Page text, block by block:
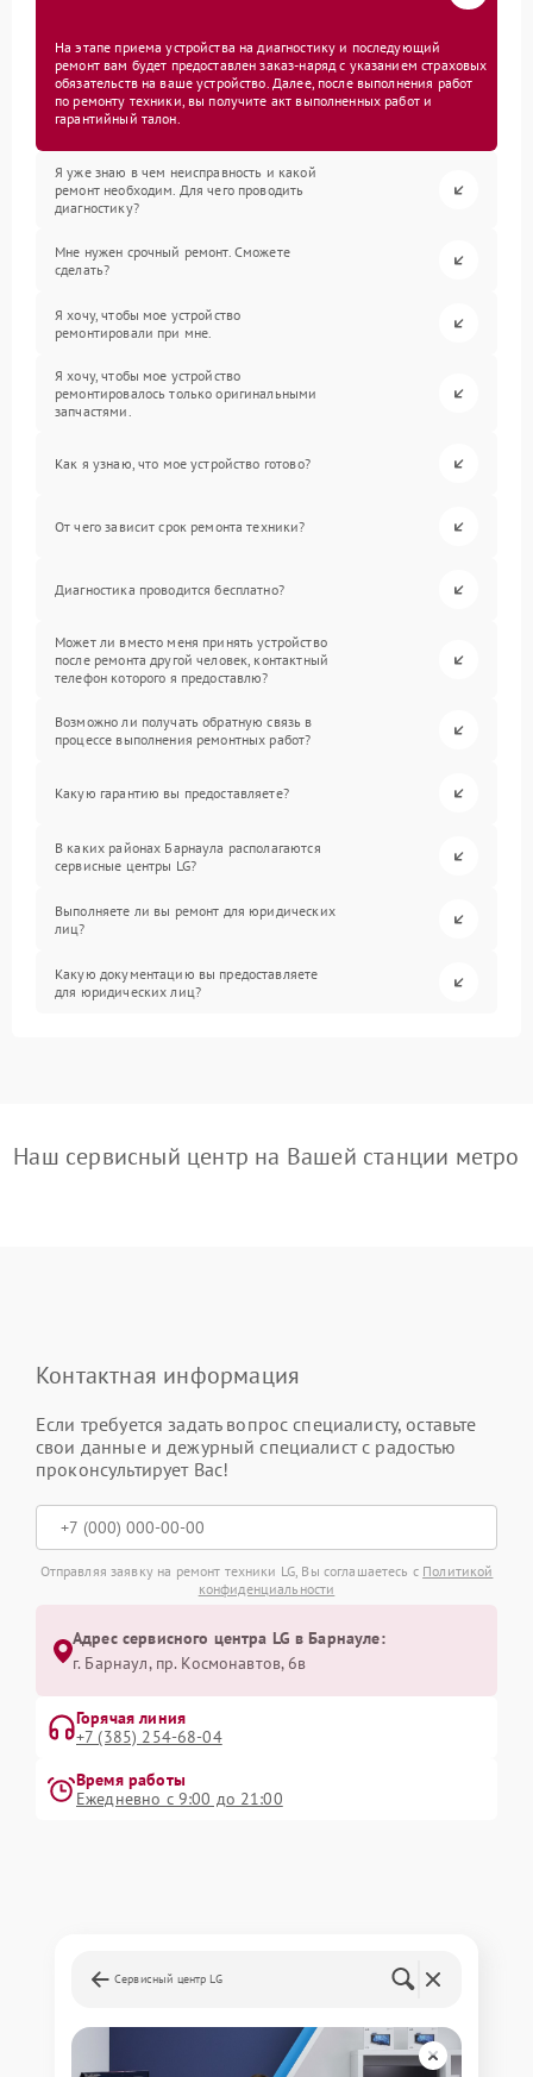
На этапе приема устройства на диагностику и последующий
ремонт вам будет предоставлен заказ-наряд с указанием страховых
обязательств на ваше устройство. Далее, после выполнения работ
по ремонту техники, вы получите акт выполненных работ и
гарантийный талон.
Я уже знаю в чем неисправность и какой
ремонт необходим. Для чего проводить
диагностику?
Мне нужен срочный ремонт. Сможете
сделать?
Я хочу, чтобы мое устройство
ремонтировали при мне.
Я хочу, чтобы мое устройство
ремонтировалось только оригинальными
запчастями.
Как я узнаю, что мое устройство готово?
От чего зависит срок ремонта техники?
Диагностика проводится бесплатно?
Может ли вместо меня принять устройство
после ремонта другой человек, контактный
телефон которого я предоставлю?
Возможно ли получать обратную связь в
процессе выполнения ремонтных работ?
Какую гарантию вы предоставляете?
В каких районах Барнаула располагаются
сервисные центры LG?
Выполняете ли вы ремонт для юридических
лиц?
Какую документацию вы предоставляете
для юридических лиц?
Наш сервисный центр на Вашей станции метро
Контактная информация
Если требуется задать вопрос специалисту, оставьте
свои данные и дежурный специалист с радостью
проконсультирует Вас!
Отправляя заявку на ремонт техники LG, Вы соглашаетесь с Политикой
конфиденциальности
Адрес сервисного центра LG в Барнауле:
г. Барнаул, ​пр. Космонавтов, 6в
Горячая линия
+7 (385) 254-68-04
Время работы
Ежедневно с 9:00 до 21:00
Сервисный центр LG